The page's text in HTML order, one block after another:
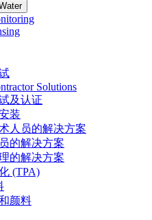
Solutions
及认证
装
人员的解决方案
的解决方案
的解决方案
(TPA)
颜料